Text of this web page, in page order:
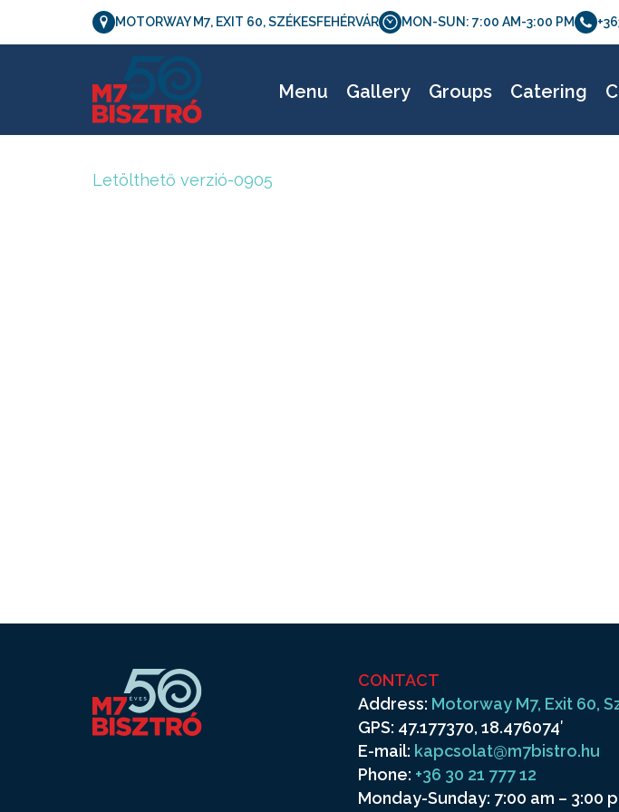
MOTORWAY M7, EXIT 60, SZÉKESFEHÉRVÁR MON-SUN: 7:00 AM-3:00 PM
Menu Gallery Groups Catering
Letölthető
Letölthető verzió-0905
CONTACT
Address: Motorway M7, Exit 60,
GPS: 47.177370, 18.476074′
E-mail: kapcsolat@m7bistro.hu
Phone: +36 30 21 777 12
Monday-Sunday: 7:00 am – 3:00